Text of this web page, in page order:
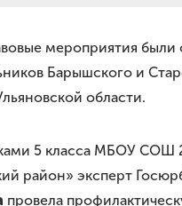
мероприятия были
Барышского и
области.
5 класса МБОУ СОШ
район» эксперт
провела